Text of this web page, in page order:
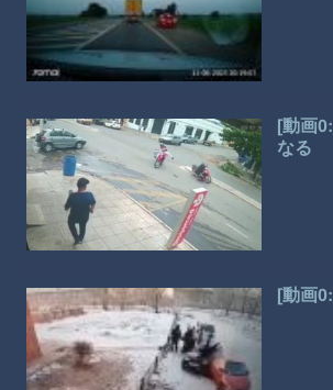
[動画
なる
[動画